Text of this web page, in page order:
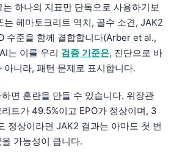
하나의 지표만 단독으로 사용하기보
는 헤마토크리트 역치, 골수 소견, JAK2
수준을 함께 결합합니다(Arber et al.,
는 이를 우리 검증 기준은, 진단으로 바
아니라, 패턴 문제로 표시합니다.
면 혼란을 만들 수 있습니다. 위장관
트가 49.5%이고 EPO가 정상이며, 3
정상이라면 JAK2 결과는 아마도 첫 번
가능성이 큽니다.